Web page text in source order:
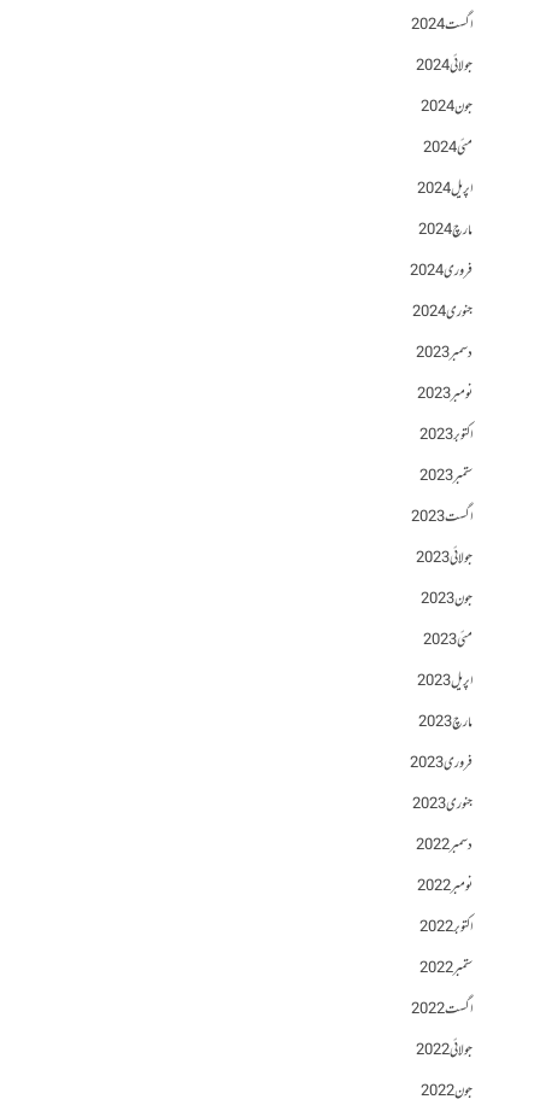
اگست 2024
جولائی 2024
جون 2024
مئی 2024
اپریل 2024
مارچ 2024
فروری 2024
جنوری 2024
دسمبر 2023
نومبر 2023
اکتوبر 2023
ستمبر 2023
اگست 2023
جولائی 2023
جون 2023
مئی 2023
اپریل 2023
مارچ 2023
فروری 2023
جنوری 2023
دسمبر 2022
نومبر 2022
اکتوبر 2022
ستمبر 2022
اگست 2022
جولائی 2022
جون 2022